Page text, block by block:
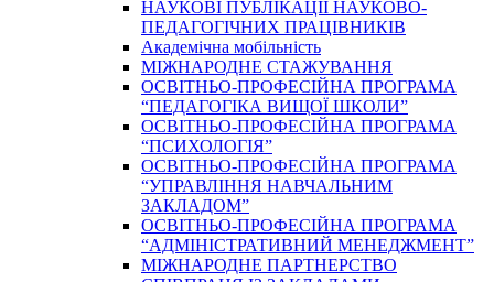
НАУКОВІ ПУБЛІКАЦІЇ НАУКОВО-
ПЕДАГОГІЧНИХ ПРАЦІВНИКІВ
Академічна мобільність
МІЖНАРОДНЕ СТАЖУВАННЯ
ОСВІТНЬО-ПРОФЕСІЙНА ПРОГРАМА
“ПЕДАГОГІКА ВИЩОЇ ШКОЛИ”
ОСВІТНЬО-ПРОФЕСІЙНА ПРОГРАМА
“ПСИХОЛОГІЯ”
ОСВІТНЬО-ПРОФЕСІЙНА ПРОГРАМА
“УПРАВЛІННЯ НАВЧАЛЬНИМ
ЗАКЛАДОМ”
ОСВІТНЬО-ПРОФЕСІЙНА ПРОГРАМА
“АДМІНІСТРАТИВНИЙ МЕНЕДЖМЕНТ”
МІЖНАРОДНЕ ПАРТНЕРСТВО